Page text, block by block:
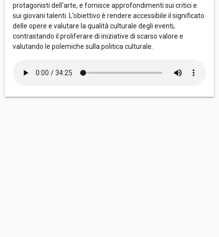
protagonisti dell'arte, e fornisce approfondimenti sui critici e
sui giovani talenti. L’obiettivo è rendere accessibile il significato
delle opere e valutare la qualità culturale degli eventi,
contrastando il proliferare di iniziative di scarso valore e
valutando le polemiche sulla politica culturale.